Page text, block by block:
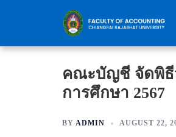
คณะบัญชี จัดพิธี
การศึกษา 2567
BY ADMIN AUGUST 22,